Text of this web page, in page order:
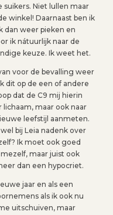
Niet lullen maar
winkel! Daarnaast ben ik
dan weer pieken en
ik nátuurlijk naar de
keuze. Ik weet het.
voor de bevalling weer
dit op de een of andere
dat de C9 mij hierin
maar ook naar
leefstijl aanmeten.
bij Leia nadenk over
Ik moet ook goed
maar juist ook
dan een hypocriet.
jaar en als een
als ik ook nu
uitschuiven, maar